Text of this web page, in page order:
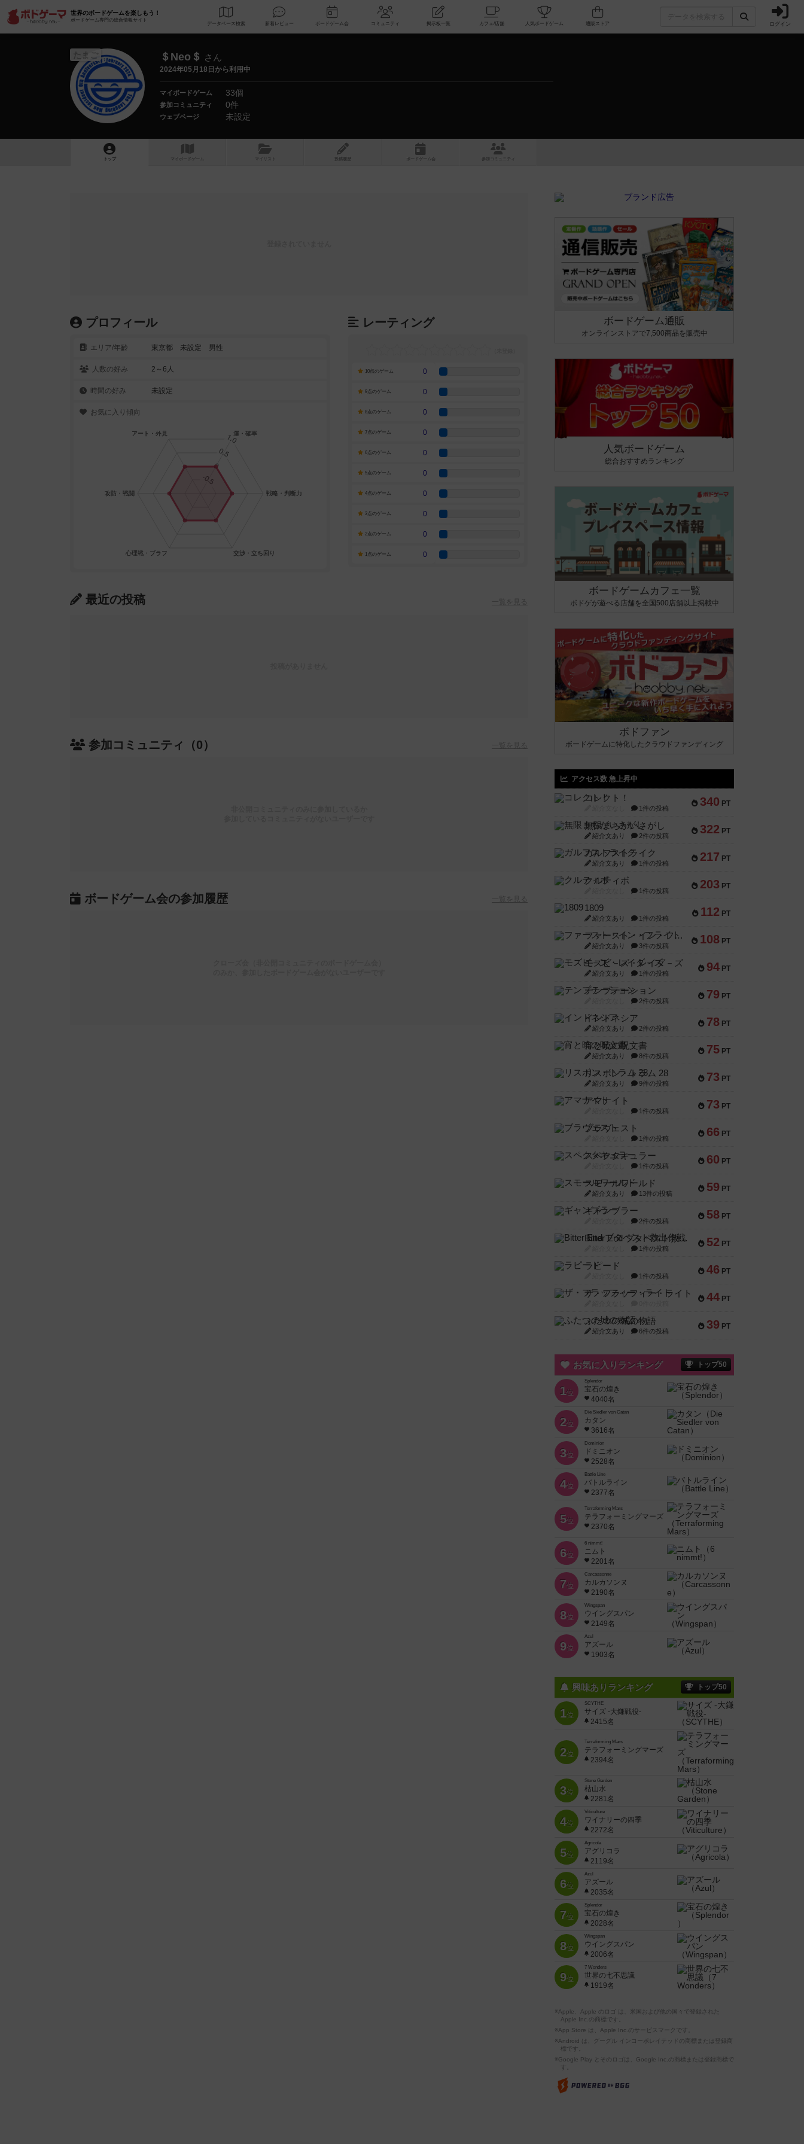
世界のボードゲームを楽しもう！
ボードゲーム専門の総合情報サイト
データベース 検索 新着レビュー ボードゲーム会 コミュニティ 掲示板一覧 カフェ/店舗 人気ボードゲーム ログイン
たまご ＄Neo＄ さん
2024年05月18日から利用中
マイボードゲーム 33個
参加コミュニティ 0件
ウェブページ 未設定
トップ マイボードゲーム マイリスト 投稿履歴 ボ ドゲ ーム コミュニティ
プロフィール
エリア/年齡 東京都 未設定 男性
人数の好み 2～6人
時間の好み 未設定
お気に入り傾向
レーティング
10点のゲーム 0
9点のゲーム 0
8点のゲーム 0
7点のゲーム 0
6点のゲーム 0
5点のゲーム 0
4点のゲーム 0
3点のゲーム 0
2点のゲーム 0
1点のゲーム 0
最近の投稿 一覧を見る
参加コミュニティ（0） 一覧を見る
ボードゲーム会の参加履歴 一覧を見る
ボードゲーム通販
オンラインストアで7,500商品を販売中
人気ボードゲーム
総合おすすめランキング
ボードゲームカフェ一覧
ボドゲが遊べる店舗を全国500店舗以上掲載中
ボドファン
ボードゲームに特化したクラウドファンディング
アクセス数 急上昇中
340 PT
コレクト！
1件の投稿
322 PT
無限まちがいさがし
紹介文あり 2件の投稿
217 PT
ガルフストライク
紹介文あり 1件の投稿
203 PT
クルティボ
1件の投稿
112 PT
1809
紹介文あり 1件の投稿
108 PT
ファースト・イン・フライト
紹介文あり 3件の投稿
94 PT
モズビ－ズ・レイダ－ズ
紹介文あり 1件の投稿
79 PT
テンプテーション
2件の投稿
78 PT
インドネシア
紹介文あり 2件の投稿
75 PT
宵と暁の呪文書
紹介文あり 8件の投稿
73 PT
リスボン・トラム 28
紹介文あり 9件の投稿
73 PT
アマナイト
1件の投稿
66 PT
ブラヴェスト
1件の投稿
60 PT
スペクタキュラー
1件の投稿
59 PT
スモールワールド
紹介文あり 13件の投稿
58 PT
ギャンブラー
2件の投稿
52 PT
Bitter End ブタペスト救出作戦
1件の投稿
46 PT
ラピード
1件の投稿
44 PT
ザ・フラッフィー・ライト
39 PT
ふたつの城の物語
紹介文あり 6件の投稿
お気に入りランキング トップ50
1位
Splendor
宝石の煌き
4040名
2位
Die Siedler von Catan
カタン
3616名
3位
Dominion
ドミニオン
2528名
4位
Battle Line
バトルライン
2377名
5位
Terraforming Mars
テラフォーミングマーズ
2370名
6位
6 nimmt!
ニムト
2201名
7位
Carcassonne
カルカソンヌ
2190名
8位
Wingspan
ウイングスパン
2149名
9位
Azul
アズール
1903名
興味ありランキング トップ50
1位
SCYTHE
サイズ -大鎌戦役-
2415名
2位
Terraforming Mars
テラフォーミングマーズ
2394名
3位
Stone Garden
枯山水
2281名
4位
Viticulture
ワイナリーの四季
2272名
5位
Agricola
アグリコラ
2119名
6位
Azul
アズール
2035名
7位
Splendor
宝石の煌き
2028名
8位
Wingspan
ウイングスパン
2006名
9位
7 Wonders
世界の七不思議
1919名
※Apple、Apple のロゴ は、米国および他の国々で登録された
Apple Inc.の商標です。
※App Store は、Apple Inc.のサービスマークです。
※Android は、グーグル インコーポレイテッドの商標または登録商
標です。
※Google Play とそのロゴは、Google Inc.の商標または登録商標で
す。